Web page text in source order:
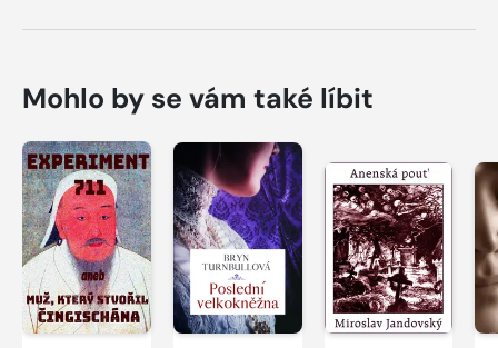
Mohlo by se vám také líbit